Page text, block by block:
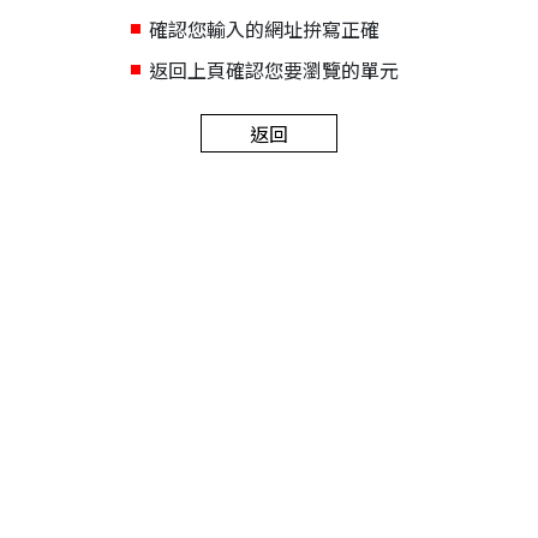
確認您輸入的網址拚寫正確
返回上頁確認您要瀏覽的單元
返回